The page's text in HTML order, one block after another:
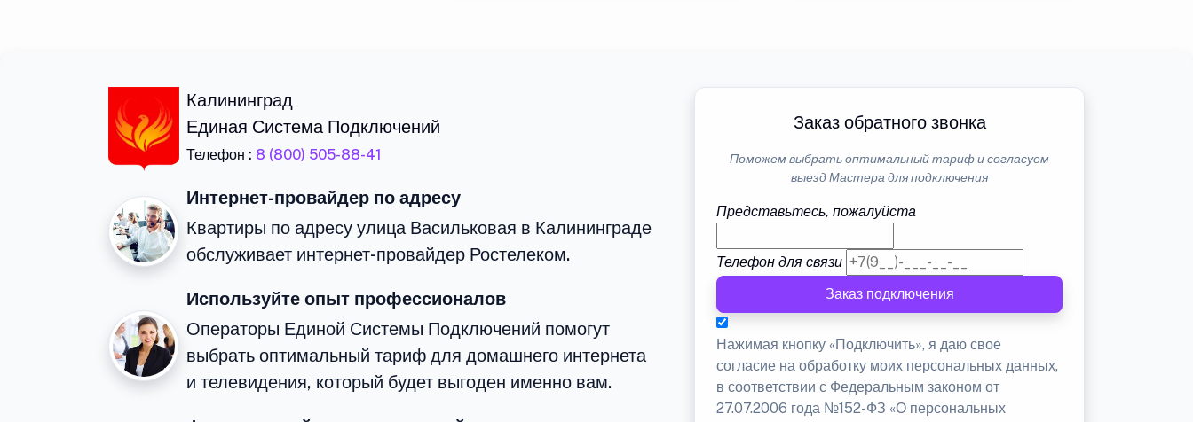
Калининград
Единая Система Подключений
Телефон : 8 (800) 505-88-41
Интернет-провайдер по адресу
Квартиры по адресу улица Васильковая в Калининграде
обслуживает интернет-провайдер Ростелеком.
Используйте опыт профессионалов
Операторы Единой Системы Подключений помогут
выбрать оптимальный тариф для домашнего интернета
и телевидения, который будет выгоден именно вам.
Заказ обратного звонка
Поможем выбрать оптимальный тариф и согласуем
выезд Мастера для подключения
Представьтесь, пожалуйста
Телефон для связи
Заказ подключения
Нажимая кнопку «Подключить», я даю свое
согласие на обработку моих персональных данных,
в соответствии с Федеральным законом от
27.07.2006 года №152-ФЗ «О персональных